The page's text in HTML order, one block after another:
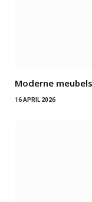
Moderne
16 APRIL 2026